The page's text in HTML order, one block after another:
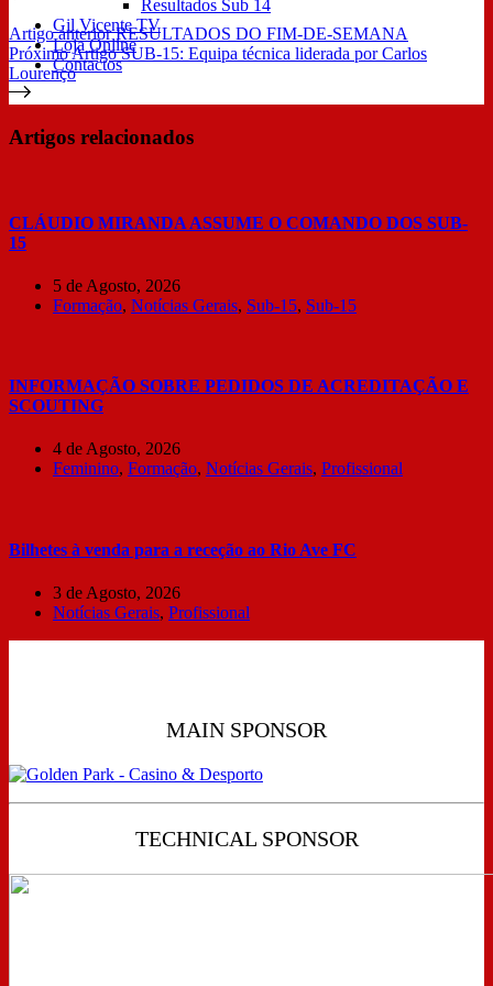
Resultados Sub 14
Gil Vicente TV
Loja Online
Contactos
ArtigoanteriorRESULTADOS DO FIM-DE-SEMANA
PróximoArtigo SUB-15: Equipa técnica liderada por Carlos
Lourenço
Artigos relacionados
CLÁUDIO MIRANDA ASSUME O COMANDO DOS SUB-
15
5 de Agosto, 2026
Formação, Notícias Gerais, Sub-15, Sub-15
INFORMAÇÃO SOBRE PEDIDOS DE ACREDITAÇÃO E
SCOUTING
4 de Agosto, 2026
Feminino, Formação, Notícias Gerais, Profissional
Bilhetes à venda para a receção ao Rio Ave FC
3 de Agosto, 2026
Notícias Gerais, Profissional
MAIN SPONSOR
TECHNICAL SPONSOR